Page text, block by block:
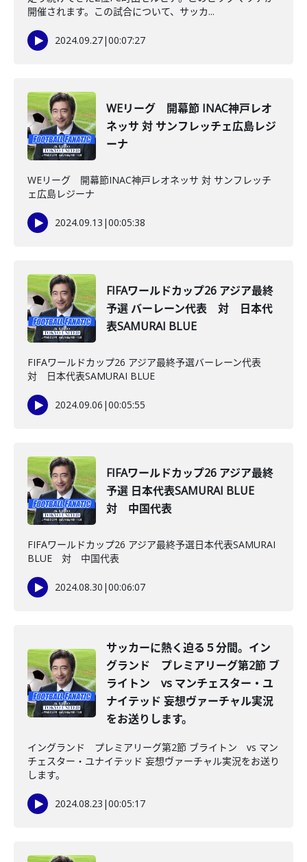
開催されます。この試合について、サッカ...
2024.09.27|00:07:27
WEリーグ 開幕節 INAC神戸レオ
ネッサ 対 サンフレッチェ広島レジ
ーナ
WEリーグ 開幕節INAC神戸レオネッサ 対 サンフレッチ
ェ広島レジーナ
2024.09.13 |00:05:38
FIFAワールドカップ26 アジア最終
予選 バーレーン代表 対 日本代
表SAMURAI BLUE
FIFAワールドカップ26 アジア最終予選バーレーン代表
対 日本代表SAMURAI BLUE
2024.09.06 |00:05:55
FIFAワールドカップ26 アジア最終
予選 日本代表SAMURAI BLUE
対 中国代表
FIFAワールドカップ26 アジア最終予選日本代表SAMURAI
BLUE 対 中国代表
2024.08.30 |00:06:07
サッカーに熱く迫る５分間。イン
グランド プレミアリーグ第2節 ブ
ライトン vs マンチェスター・ユ
ナイテッド 妄想ヴァーチャル実況
をお送りします。
イングランド プレミアリーグ第2節 ブライトン vs マン
チェスター・ユナイテッド 妄想ヴァーチャル実況をお送り
します。
2024.08.23 |00:05:17